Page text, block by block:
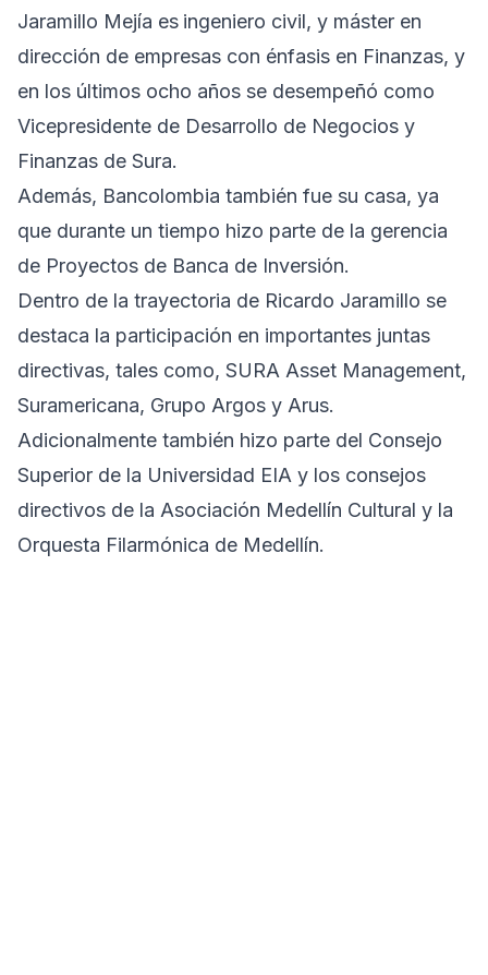
Jaramillo Mejía es ingeniero civil, y máster en
dirección de empresas con énfasis en Finanzas, y
en los últimos ocho años se desempeñó como
Vicepresidente de Desarrollo de Negocios y
Finanzas de Sura.
Además, Bancolombia también fue su casa, ya
que durante un tiempo hizo parte de la gerencia
de Proyectos de Banca de Inversión.
Dentro de la trayectoria de Ricardo Jaramillo se
destaca la participación en importantes juntas
directivas, tales como, SURA Asset Management,
Suramericana, Grupo Argos y Arus.
Adicionalmente también hizo parte del Consejo
Superior de la Universidad EIA y los consejos
directivos de la Asociación Medellín Cultural y la
Orquesta Filarmónica de Medellín.